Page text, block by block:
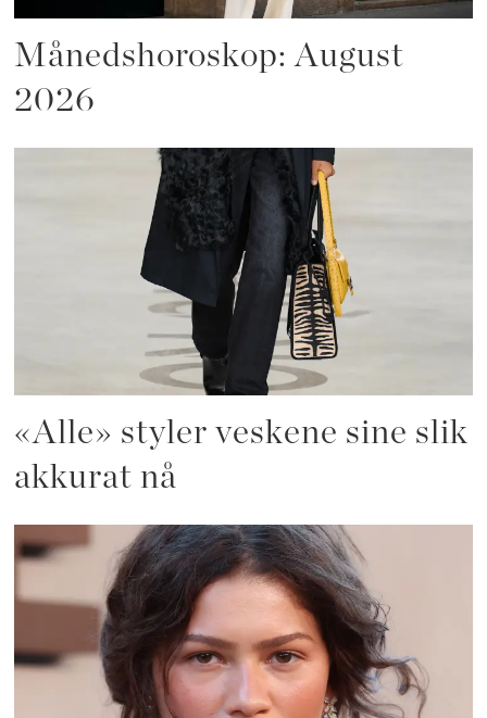
Månedshoroskop: August
2026
«Alle» styler veskene sine slik
akkurat nå